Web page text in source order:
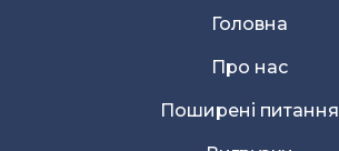
Головна
Про нас
Поширені питання